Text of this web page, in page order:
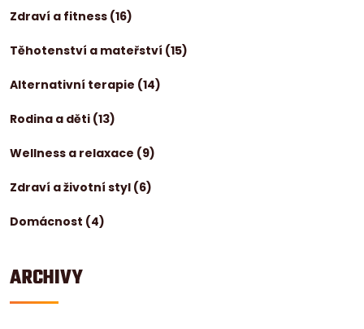
Zdraví a fitness (16)
Těhotenství a mateřství (15)
Alternativní terapie (14)
Rodina a děti (13)
Wellness a relaxace (9)
Zdraví a životní styl (6)
Domácnost (4)
ARCHIVY